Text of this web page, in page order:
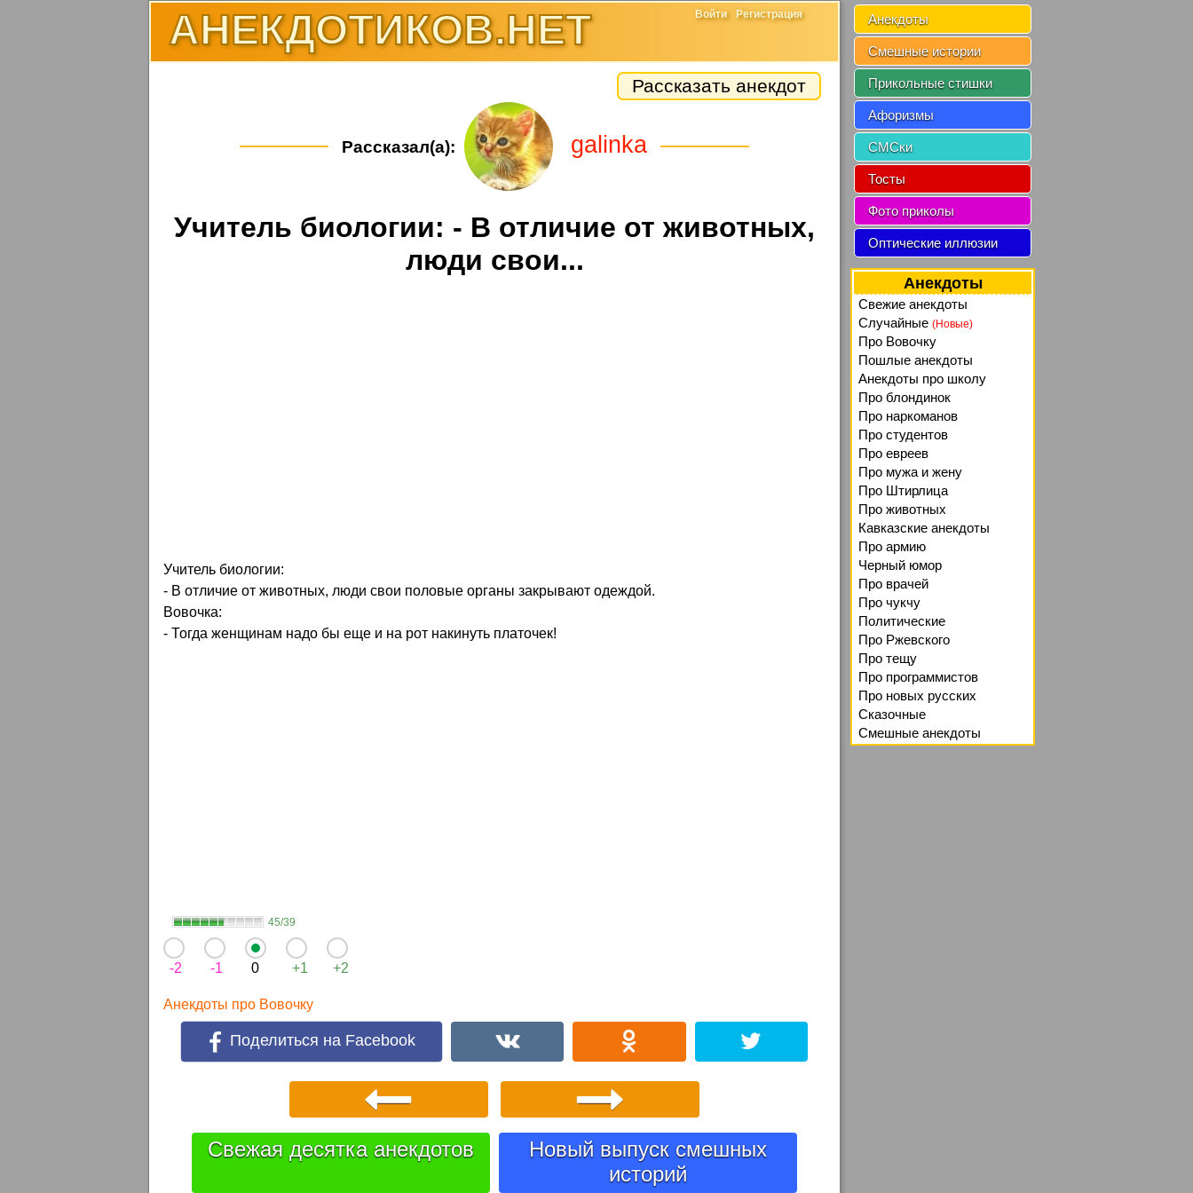
АНЕКДОТИКОВ.НЕТ Войти Регистрация
Рассказать анекдот
Рассказал(а): galinka
Учитель биологии: - В отличие от животных,
люди свои...
Учитель биологии:
- В отличие от животных, люди свои половые органы закрывают одеждой.
Вовочка:
- Тогда женщинам надо бы еще и на рот накинуть платочек!
45/39
-2 -1 0 +1 +2
Анекдоты про Вовочку
Поделиться на Facebook
Свежая десятка анекдотов
Новый выпуск смешных
историй
Анекдоты
Смешные истории
Прикольные стишки
Афоризмы
СМСки
Тосты
Фото приколы
Оптические иллюзии
Анекдоты
Свежие анекдоты
Случайные (Новые)
Про Вовочку
Пошлые анекдоты
Анекдоты про школу
Про блондинок
Про наркоманов
Про студентов
Про евреев
Про мужа и жену
Про Штирлица
Про животных
Кавказские анекдоты
Про армию
Черный юмор
Про врачей
Про чукчу
Политические
Про Ржевского
Про тещу
Про программистов
Про новых русских
Сказочные
Смешные анекдоты